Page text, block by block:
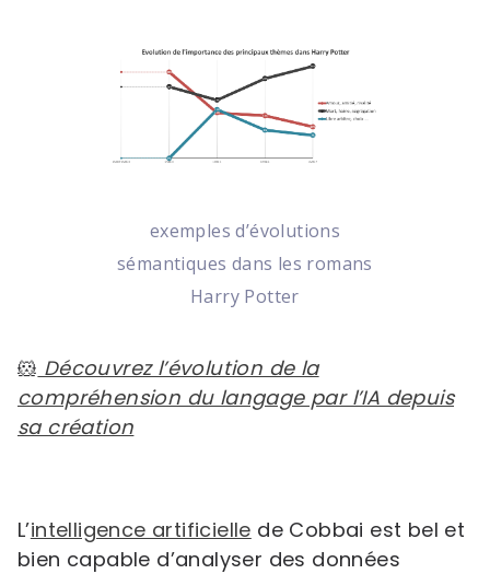
exemples d’évolutions
sémantiques dans les romans
Harry Potter
🐹 Découvrez l’évolution de la
compréhension du langage par l’IA depuis
sa création
L’intelligence artificielle de Cobbai est bel et
bien capable d’analyser des données